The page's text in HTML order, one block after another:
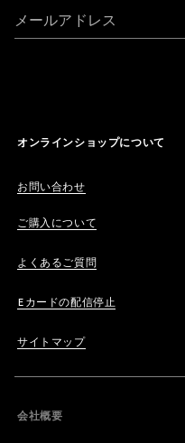
メールアドレス
オンラインショップについて
お問い合わせ
ご購入について
よくあるご質問
Eカードの配信停止
サイトマップ
会社概要